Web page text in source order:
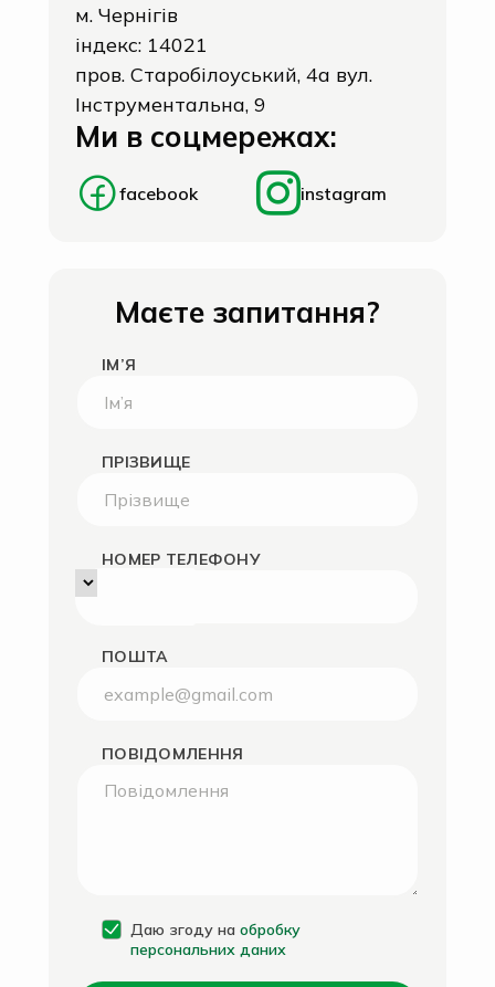
м. Чернігів
індекс: 14021
пров. Старобілоуський, 4а вул.
Інструментальна, 9
Ми в соцмережах:
facebook instagram
Маєте запитання?
ІМ’Я
ПРІЗВИЩЕ
НОМЕР ТЕЛЕФОНУ
ПОШТА
ПОВІДОМЛЕННЯ
Даю згоду на обробку
персональних даних